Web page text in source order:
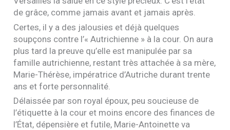
de grâce, comme jamais avant et jamais après.
Certes, il y a des jalousies et déjà quelques
soupçons contre l’« Autrichienne » à la cour. On aura
plus tard la preuve qu’elle est manipulée par sa
famille autrichienne, restant très attachée à sa mère,
Marie-Thérèse, impératrice d’Autriche durant trente
ans et forte personnalité.
Délaissée par son royal époux, peu soucieuse de
l’étiquette à la cour et moins encore des finances de
l’État, dépensière et futile, Marie-Antoinette va